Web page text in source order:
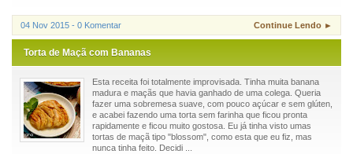
04 Nov 2015 - 0 Komentar Continue Lendo ►
Torta de Maçã com Bananas
Esta receita foi totalmente improvisada. Tinha muita banana
madura e maçãs que havia ganhado de uma colega. Queria
fazer uma sobremesa suave, com pouco açúcar e sem glúten,
e acabei fazendo uma torta sem farinha que ficou pronta
rapidamente e ficou muito gostosa. Eu já tinha visto umas
tortas de maçã tipo "blossom", como esta que eu fiz, mas
nunca tinha feito. Decidi ...